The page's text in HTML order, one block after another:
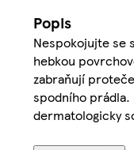
Popis
Nespokojujte se
hebkou
zabraňují
spodního prádla.
dermatologicky